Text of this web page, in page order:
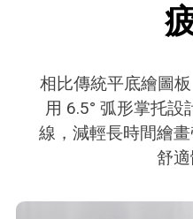
相比傳統平底繪圖
用 6.5° 弧形掌托
線，減輕長時間繪
舒適